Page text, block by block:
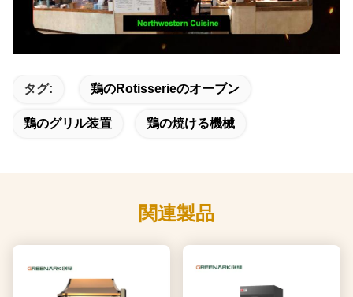
タグ: 鶏のRotisserieのオーブン
鶏のグリル装置 鶏の焼ける機械
関連製品